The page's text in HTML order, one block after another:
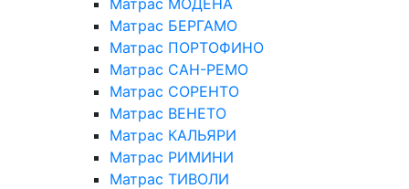
Матрас БЕРГАМО
Матрас ПОРТОФИНО
Матрас САН-РЕМО
Матрас СОРЕНТО
Матрас ВЕНЕТО
Матрас КАЛЬЯРИ
Матрас РИМИНИ
Матрас ТИВОЛИ